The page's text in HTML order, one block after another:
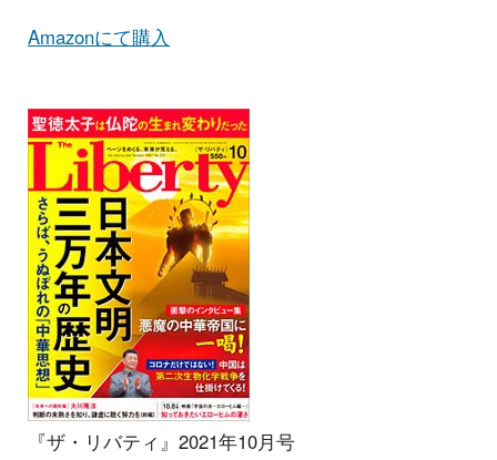
Amazonにて購入
『ザ・リバティ』2021年10月号